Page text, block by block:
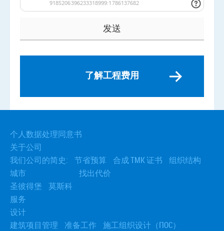
了解工程费用
› 新闻基金会
› 设备基础
› 基础安排
› 填充机器下的基础
› 安装地基螺栓
› 接受基金会
个人数据处理同意书
关于公司
我们公司的简史:
节省预算 合成 TMK 证书
组织结构
城市
圣彼得堡
莫斯科
找出代价
服务
设计
建筑项目管理
准备工作 施工组织设计（ПОС）